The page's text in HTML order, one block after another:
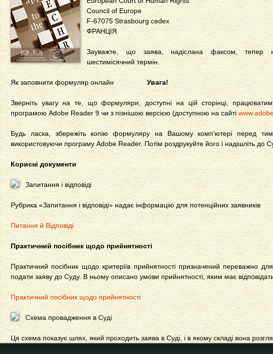
Council of Europe
F-67075 Strasbourg cedex
ФРАНЦІЯ
Зауважте, що заява, надіслана факсом, тепер
шестимісячний термін.
Як заповнити формуляр онлайн Увага!
Зверніть увагу на те, що формуляри, доступні на цій сторінці,
програмою Adobe Reader 9 чи з пізнішою версією (доступною на сайті
Будь ласка, збережіть копію формуляру на Вашому комп’ютері перед
використовуючи програму Adobe Reader. Потім роздрукуйте його і надішліть до
Корисні документи
Запитання і відповіді
Рубрика «Запитання і відповіді» надає інформацію для потенційних заявників
Питання й Відповіді
Практичний посібник щодо прийнятності
Практичний посібник щодо критеріїв прийнятності призначений переважно
подати заяву до Суду. В ньому описано умови прийнятності, яким має
Практичний посібник щодо прийнятності
Схема провадження в Суді
Ця схема показує шлях, який проходить заява в Суді, і в якому складі вона